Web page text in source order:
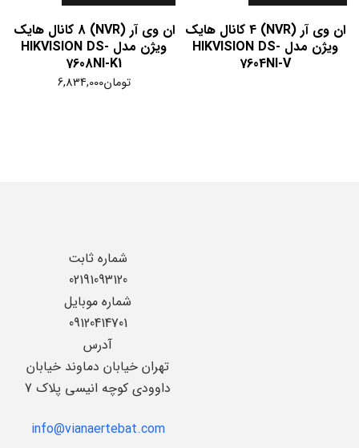
ان وی آر (NVR) 4 کانال هایک
ویژن مدل HIKVISION DS-
7604NI-V
ان وی آر (NVR) 8 کانال هایک
ویژن مدل HIKVISION DS-
7608NI-K1
تومان6,834,000
شماره ثابت
02191093120
شماره موبایل
09120414701
آدرس
تهران خیابان دماوند خیابان
داوودی کوچه انیسی پلاک 7
info@vianaertebat.com